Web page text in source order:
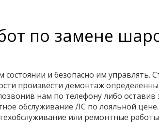
по замене
и безопасно им управлять.
произвести демонтаж
нам по телефону либо оставив
обслуживание ЛС по лояльной
или ремонтные